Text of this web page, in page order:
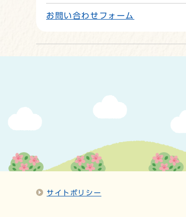
お問い合わせフォーム
サイトポリシー